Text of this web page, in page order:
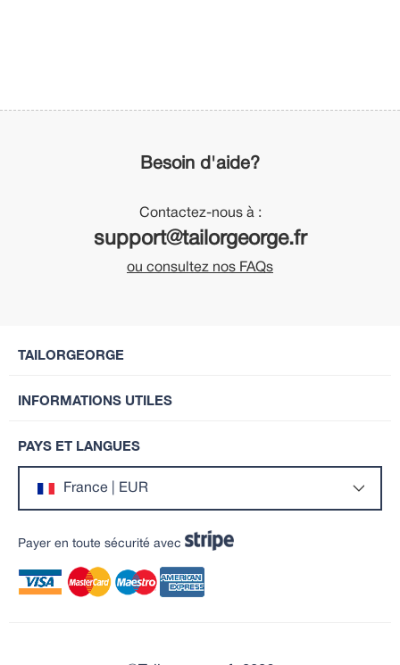
Besoin d'aide?
Contactez-nous à :
support@tailorgeorge.fr
ou consultez nos FAQs
TAILORGEORGE
INFORMATIONS UTILES
PAYS ET LANGUES
France | EUR
Payer en toute sécurité avec